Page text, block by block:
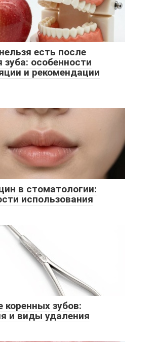
есть после
зуба: особенности
и рекомендации
в стоматологии:
использования
коренных зубов:
и виды удаления